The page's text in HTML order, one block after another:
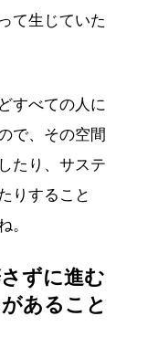
て生じていた
すべての人に
で、その空間
たり、サステ
りすること
。
ずに進む
あること